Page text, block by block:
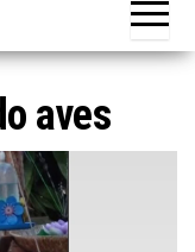
aves